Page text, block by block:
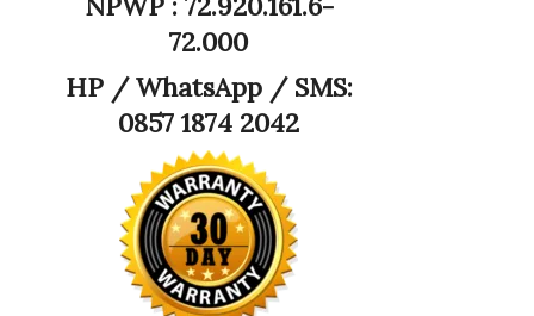
72.000
HP /WhatsApp / SMS:
0857 1874 2042